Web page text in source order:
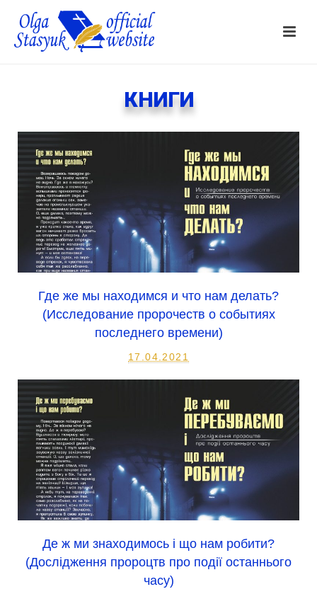
КНИГИ
Где же мы находимся и что нам делать?
(Исследование пророчеств о событиях
последнего времени)
17.04.2021
Де ж ми знаходимось і що нам робити?
(Дослідження пророцтв про події останнього
часу)